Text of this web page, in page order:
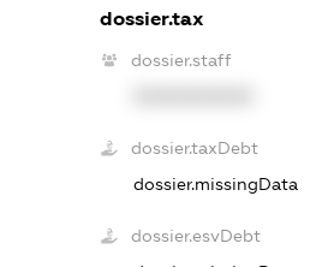
dossier.tax
dossier.staff
dossier.taxDebt
dossier.missingData
dossier.esvDebt